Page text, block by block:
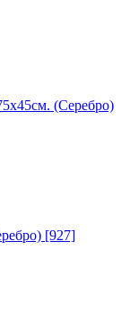
(Серебро)
[927]